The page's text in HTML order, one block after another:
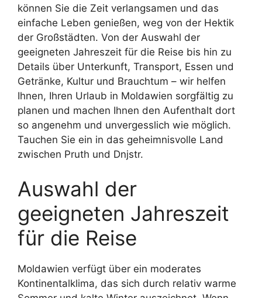
können Sie die Zeit verlangsamen und das
einfache Leben genießen, weg von der Hektik
der Großstädten. Von der Auswahl der
geeigneten Jahreszeit für die Reise bis hin zu
Details über Unterkunft, Transport, Essen und
Getränke, Kultur und Brauchtum – wir helfen
Ihnen, Ihren Urlaub in Moldawien sorgfältig zu
planen und machen Ihnen den Aufenthalt dort
so angenehm und unvergesslich wie möglich.
Tauchen Sie ein in das geheimnisvolle Land
zwischen Pruth und Dnjstr.
Auswahl der
geeigneten Jahreszeit
für die Reise
Moldawien verfügt über ein moderates
Kontinentalklima, das sich durch relativ warme